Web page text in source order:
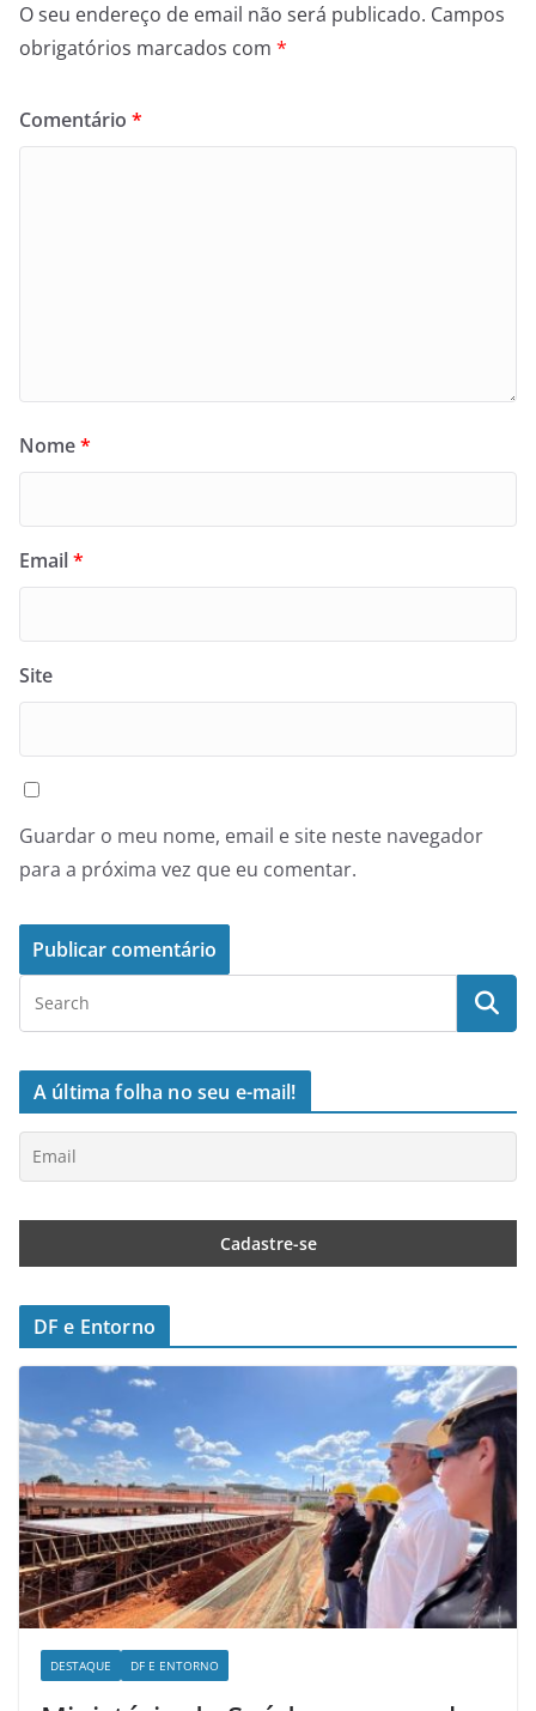
O seu endereço de email não será publicado. Campos
obrigatórios marcados com *
Comentário *
Nome*
Email*
Site
Guardar o meu nome, email e site neste navegador
para a próxima vez que eu comentar.
A última folha no seu e-mail!
DF e Entorno
DESTAQUE DF E ENTORNO